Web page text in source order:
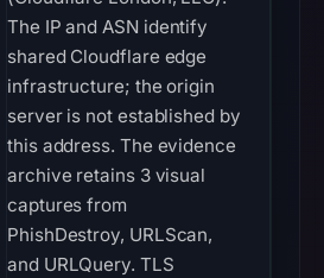
The IP and ASN identify
shared Cloudflare edge
infrastructure; the origin
server is not established by
this address. The evidence
archive retains 3 visual
captures from
PhishDestroy, URLScan,
and URLQuery. TLS